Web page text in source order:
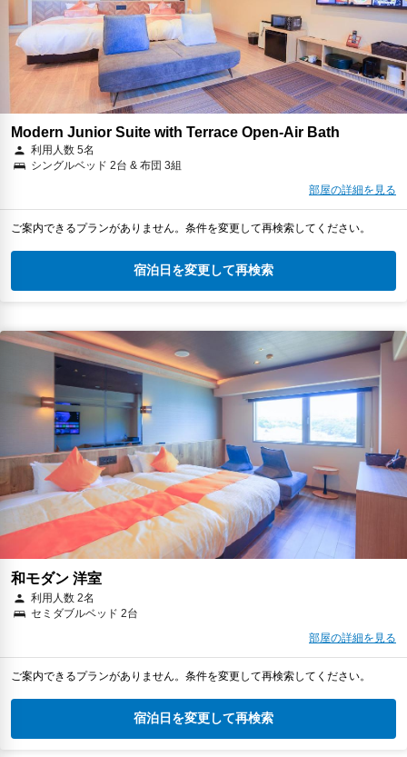
Modern Junior Suite with Terrace Open-Air Bath
利用人数 5名
シングルベッド 2台 & 布団 3組
部屋の詳細を見る
ご案内できるプランがありません。条件を変更して再検索してください。
宿泊日を変更して再検索
和モダン 洋室
利用人数 2名
セミダブルベッド 2台
部屋の詳細を見る
ご案内できるプランがありません。条件を変更して再検索してください。
宿泊日を変更して再検索